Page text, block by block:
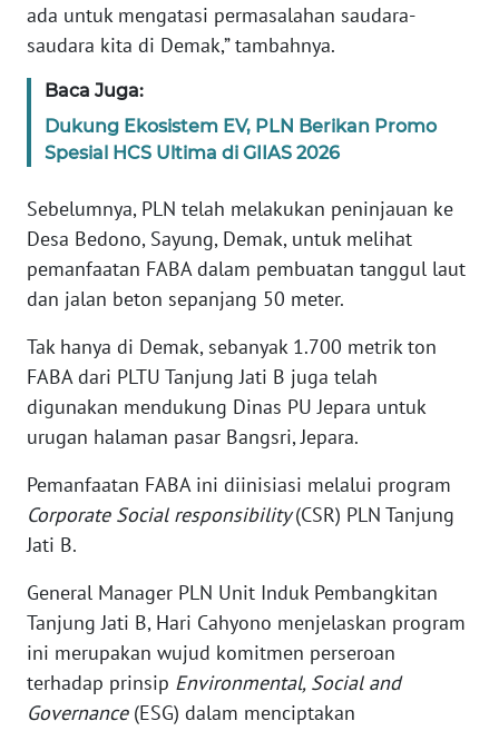
ada untuk mengatasi permasalahan saudara-
saudara kita di Demak,” tambahnya.
Baca Juga:
Dukung Ekosistem EV, PLN Berikan Promo
Spesial HCS Ultima di GIIAS 2026
Sebelumnya, PLN telah melakukan peninjauan ke
Desa Bedono, Sayung, Demak, untuk melihat
pemanfaatan FABA dalam pembuatan tanggul laut
dan jalan beton sepanjang 50 meter.
Tak hanya di Demak, sebanyak 1.700 metrik ton
FABA dari PLTU Tanjung Jati B juga telah
digunakan mendukung Dinas PU Jepara untuk
urugan halaman pasar Bangsri, Jepara.
Pemanfaatan FABA ini diinisiasi melalui program
Corporate Social responsibility(CSR) PLN Tanjung
Jati B.
General Manager PLN Unit Induk Pembangkitan
Tanjung Jati B, Hari Cahyono menjelaskan program
ini merupakan wujud komitmen perseroan
terhadap prinsip Environmental, Social and
Governance (ESG) dalam menciptakan
WN
SULBAR
WN
BABEL
WN
SUMBAR
WN
SUMSEL
WN
BENGKULU
WN
WN
JATENG
NUSANTARA
WN
JOGJA